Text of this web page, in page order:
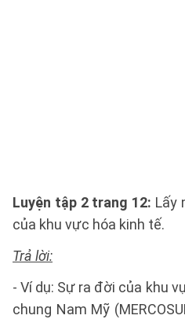
Luyện tập 2 trang 12: Lấy
của khu vực hóa kinh tế.
Trả lời:
- Ví dụ: Sự ra đời của khu
chung Nam Mỹ